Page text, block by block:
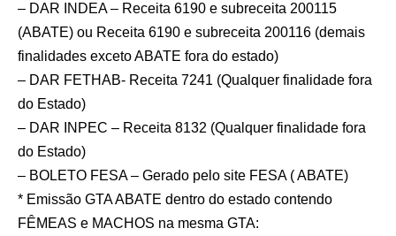
– DAR INDEA – Receita 6190 e subreceita 200115
(ABATE) ou Receita 6190 e subreceita 200116 (demais
finalidades exceto ABATE fora do estado)
– DAR FETHAB- Receita 7241 (Qualquer finalidade fora
do Estado)
– DAR INPEC – Receita 8132 (Qualquer finalidade fora
do Estado)
– BOLETO FESA – Gerado pelo site FESA ( ABATE)
* Emissão GTA ABATE dentro do estado contendo
FÊMEAS e MACHOS na mesma GTA: